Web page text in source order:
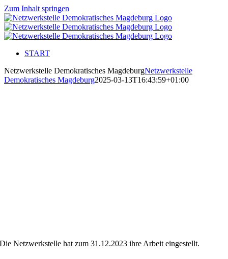
Zum Inhalt springen
START
Netzwerkstelle Demokratisches MagdeburgNetzwerkstelle
Demokratisches Magdeburg2025-03-13T16:43:59+01:00
Die Netzwerkstelle hat zum 31.12.2023 ihre Arbeit eingestellt.